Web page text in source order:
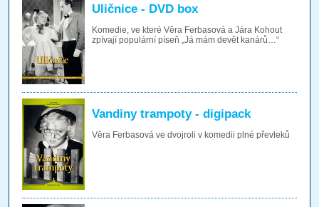
Uličnice - DVD box
Komedie, ve které Věra Ferbasová a Jára Kohout
zpívají populární píseň „Já mám devět kanárů…“
Vandiny trampoty - digipack
Věra Ferbasová ve dvojroli v komedii plné převleků